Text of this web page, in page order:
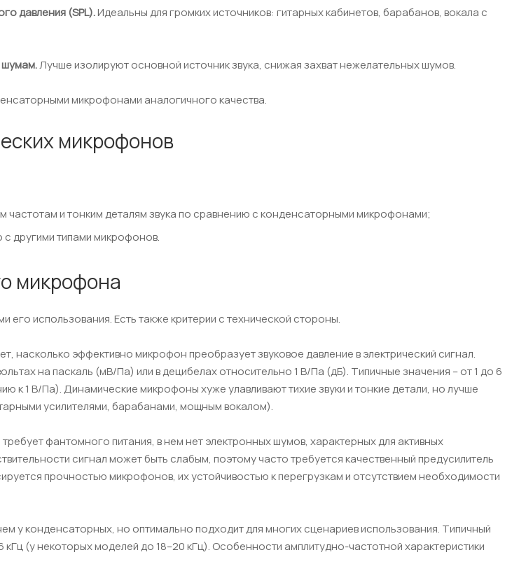
давления (SPL).Идеальны для громких источников: гитарных кабинетов, барабанов, вокала с
шумам.Лучше изолируют основной источник звука, снижая захват нежелательных шумов.
микрофонами аналогичного качества.
микрофонов
частотам и тонким деталям звука по сравнению с конденсаторными микрофонами;
другими типами микрофонов.
микрофона
использования. Есть также критерии с технической стороны.
насколько эффективно микрофон преобразует звуковое давление в электрический сигнал.
на паскаль (мВ/Па) или в децибелах относительно 1 В/Па (дБ). Типичные значения – от 1 до 6
к 1 В/Па). Динамические микрофоны хуже улавливают тихие звуки и тонкие детали, но лучше
усилителями, барабанами, мощным вокалом).
фантомного питания, в нем нет электронных шумов, характерных для активных
сигнал может быть слабым, поэтому часто требуется качественный предусилитель
прочностью микрофонов, их устойчивостью к перегрузкам и отсутствием необходимости
у конденсаторных, но оптимально подходит для многих сценариев использования. Типичный
кГц (у некоторых моделей до 18–20 кГц). Особенности амплитудно-частотной характеристики